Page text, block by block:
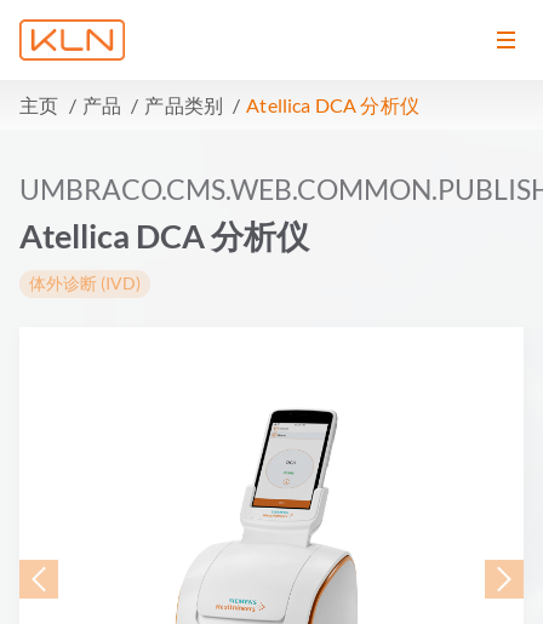
主页 产品 产品类别 Atellica DCA 分析仪
Atellica DCA 分析仪
体外诊断 (IVD)